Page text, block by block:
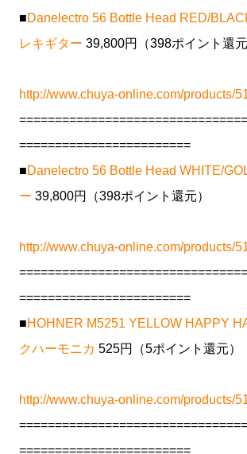
■Danelectro 56 Bottle Head RED/
レキギター 39,800円（398ポイント還元
http://www.chuya-online.com/products/
========================
■Danelectro 56 Bottle Head WHITE/
ー 39,800円（398ポイント還元）
http://www.chuya-online.com/products/
========================
■HOHNER M5251 YELLOW HAPPY
クハーモニカ 525円（5ポイント還元）
http://www.chuya-online.com/products/
========================